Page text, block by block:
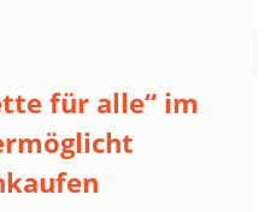
für alle“ im